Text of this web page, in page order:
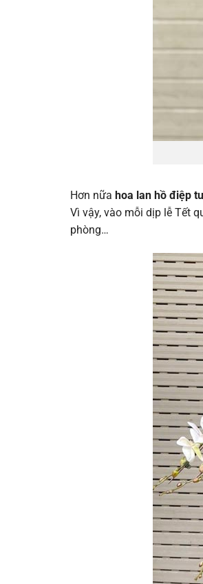
Hơn nữa hoa lan hồ điệp
Vì vậy, vào mỗi dịp lễ Tết
phòng…